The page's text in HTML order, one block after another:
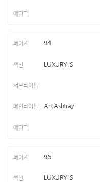
94
LUXURY IS
Art Ashtray
96
LUXURY IS